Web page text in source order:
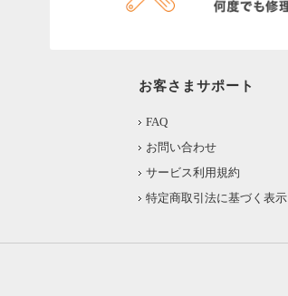
お客さまサポート
FAQ
お問い合わせ
サービス利用規約
特定商取引法に基づく表示